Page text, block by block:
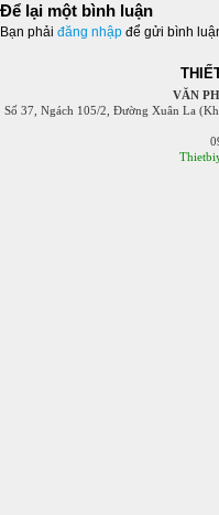
Để lại một bình luận
Bạn phải đăng nhập để gửi bình
VĂN
Số 37, Ngách 105/2, Đường Xuân La